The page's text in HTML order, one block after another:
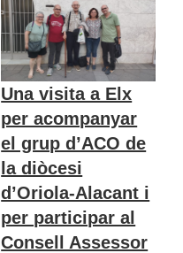
Una visita a Elx
per acompanyar
el grup d’ACO de
la diòcesi
d’Oriola-Alacant i
per participar al
Consell Assessor